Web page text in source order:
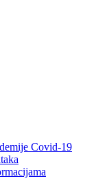
Covid-19